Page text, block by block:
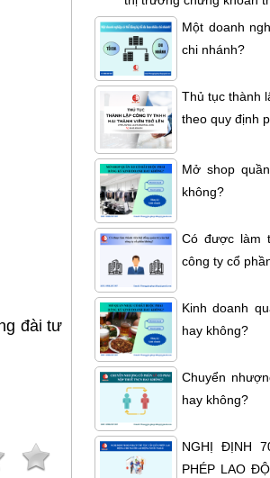
đài tư
Một doanh
chi nhánh?
Thủ tục thành
theo quy định
Mở shop
không?
Có được làm
công ty cổ
Kinh doanh
hay không?
Chuyển
hay không?
NGHỊ ĐỊNH
PHÉP LAO